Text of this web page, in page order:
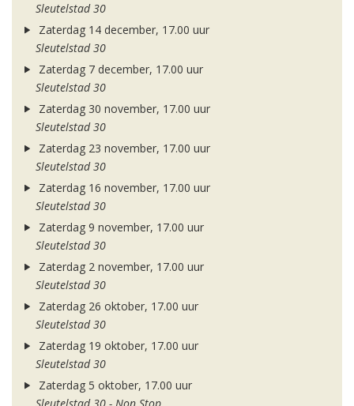
Sleutelstad 30
Zaterdag 14 december, 17.00 uur
Sleutelstad 30
Zaterdag 7 december, 17.00 uur
Sleutelstad 30
Zaterdag 30 november, 17.00 uur
Sleutelstad 30
Zaterdag 23 november, 17.00 uur
Sleutelstad 30
Zaterdag 16 november, 17.00 uur
Sleutelstad 30
Zaterdag 9 november, 17.00 uur
Sleutelstad 30
Zaterdag 2 november, 17.00 uur
Sleutelstad 30
Zaterdag 26 oktober, 17.00 uur
Sleutelstad 30
Zaterdag 19 oktober, 17.00 uur
Sleutelstad 30
Zaterdag 5 oktober, 17.00 uur